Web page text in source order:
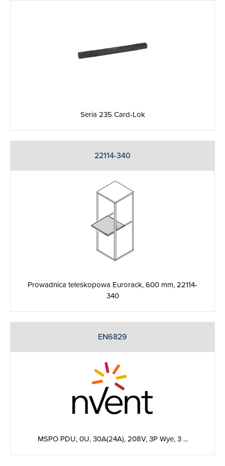
Seria 235 Card-Lok
22114-340
Prowadnica teleskopowa Eurorack, 600 mm, 22114-
340
EN6829
MSPO PDU, 0U, 30A(24A), 208V, 3P Wye, 3 ...